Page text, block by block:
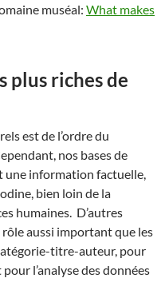
muséal: What makes
plus riches de
est de l’ordre du
nos bases de
une information factuelle,
bien loin de la
humaines. D’autres
aussi important que les
titre-auteur, pour
l’analyse des données